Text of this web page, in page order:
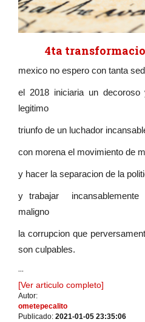
4ta
mexico no espero con tanta
el 2018 iniciaria un
legitimo
triunfo de un luchador
con morena el movimiento de
y hacer la separacion de la
y trabajar incansablemente
maligno
la corrupcion que
son culpables.
...
[Ver articulo completo]
Autor:
ometepecalito
Publicado: 2021-01-05 23:35:06